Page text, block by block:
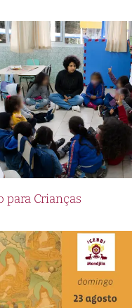
para Crianças